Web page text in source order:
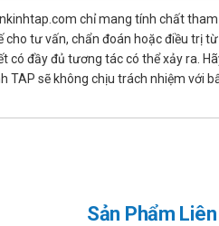
chỉ mang tính chất
tư vấn, chẩn đoán hoặc điều trị
đầy đủ tương tác có thể xảy ra.
TAP sẽ không chịu trách nhiệm
Sản Phẩm